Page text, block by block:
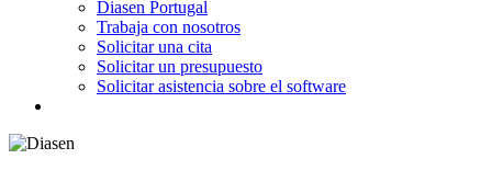
Diasen Portugal
Trabaja con nosotros
Solicitar una cita
Solicitar un presupuesto
Solicitar asistencia sobre el software